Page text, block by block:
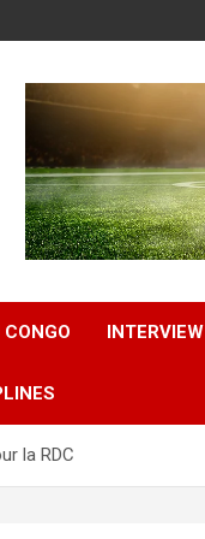
CONGO INTERVIEW
la RDC